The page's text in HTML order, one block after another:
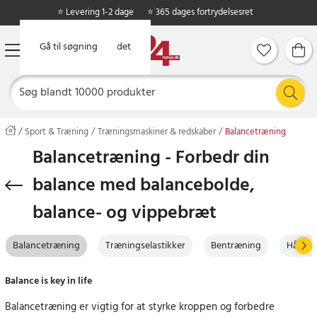
Gå til hovedindholdet
Gå til søgning
⭐ Levering 1-2 dage ⭐ 365 dages fortrydelsesret
Sport & Træning Træningsmaskiner & redskaber Balancetræning
Balancetræning - Forbedr din
balance med balancebolde,
balance- og vippebræt
Balancetræning Træningselastikker Bentræning
Balance is key in life
Balancetræning er vigtig for at styrke kroppen og forbedre